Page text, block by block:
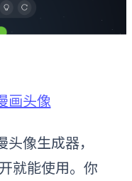
画头像
像生成器，
就能使用。你